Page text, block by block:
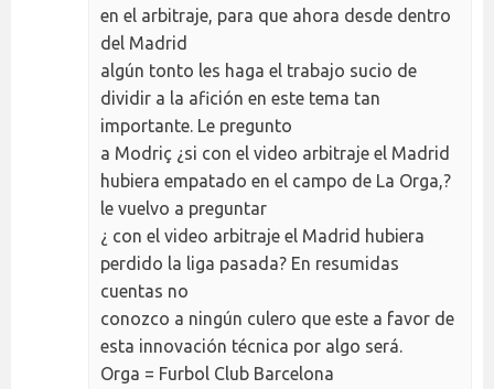
en el arbitraje, para que ahora desde dentro
del Madrid
algún tonto les haga el trabajo sucio de
dividir a la afición en este tema tan
importante. Le pregunto
a Modriç ¿si con el video arbitraje el Madrid
hubiera empatado en el campo de La Orga,?
le vuelvo a preguntar
¿ con el video arbitraje el Madrid hubiera
perdido la liga pasada? En resumidas
cuentas no
conozco a ningún culero que este a favor de
esta innovación técnica por algo será.
Orga = Furbol Club Barcelona